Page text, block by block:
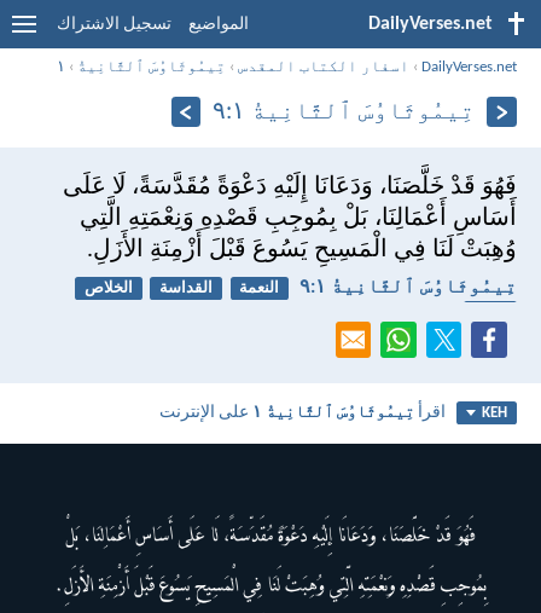
DailyVerses.net المواضيع تسجيل الاشتراك
DailyVerses.net
› اسفار الكتاب المقدس › تِيمُوثَاوُسَ ٱلثَّانِيةُ › ١
تِيمُوثَاوُسَ ٱلثَّانِيةُ ١:‏٩
فَهُوَ قَدْ خَلَّصَنَا، وَدَعَانَا إِلَيْهِ دَعْوَةً مُقَدَّسَةً، لَا عَلَى
أَسَاسِ أَعْمَالِنَا، بَلْ بِمُوجِبِ قَصْدِهِ وَنِعْمَتِهِ الَّتِي
وُهِبَتْ لَنَا فِي الْمَسِيحِ يَسُوعَ قَبْلَ أَزْمِنَةِ الأَزَلِ.
تِيمُوثَاوُسَ ٱلثَّانِيةُ ١:‏٩ النعمة القداسة
الخلاص
KEH اقرأ تِيمُوثَاوُسَ ٱلثَّانِيةُ ١ على الإنترنت